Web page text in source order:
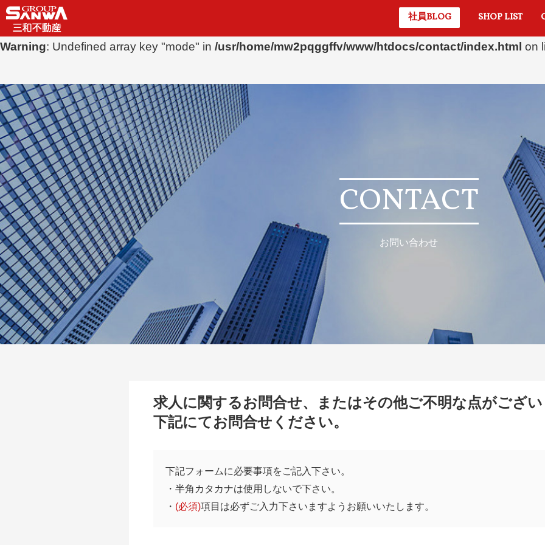
Warning: Undefined array key "mode" in /usr/home/mw2pqggffv/www/htdocs/contact/index.html on
Warning: Undefined array key "mode" in /usr/home/mw2pqggffv/www/htdocs/contact/index.html on
社員BLOG SHOP LIST
CONTACT
お問い合わせ
求人に関するお問合せ、またはその他ご不明な点がござ
下記にてお問合せください。
下記フォームに必要事項をご記入下さい。
・半角カタカナは使用しないで下さい。
・ (必須)項目は必ずご入力下さいますようお願いいたします。